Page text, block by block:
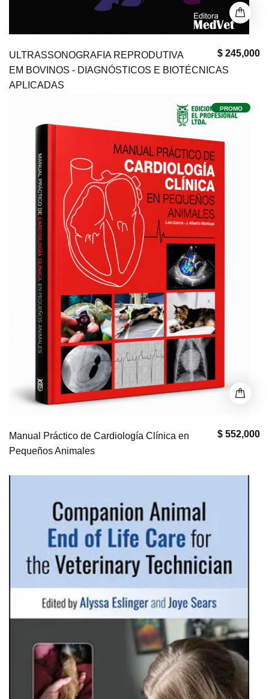
$ 245,000
ULTRASSONOGRAFIA REPRODUTIVA
EM BOVINOS - DIAGNÓSTICOS E BIOTÉCNICAS
APLICADAS
PROMO
$ 552,000
Manual Práctico de Cardiología Clínica en
Pequeños Animales